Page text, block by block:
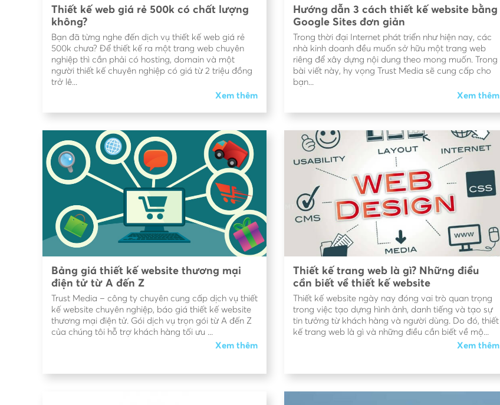
Thiết kế web giá rẻ 500k có chất lượng
không?
Bạn đã từng nghe đến dịch vụ thiết kế web giá rẻ
500k chưa? Để thiết kế ra một trang web chuyên
nghiệp thì cần phải có hosting, domain và một
người thiết kế chuyên nghiệp có giá từ 2 triệu đồng
trở lê...
Xem thêm
Hướng dẫn 3 cách thiết kế website bằng
Google Sites đơn giản
Trong thời đại Internet phát triển như hiện nay, các
nhà kinh doanh đều muốn sở hữu một trang web
riêng để xây dựng nội dung theo mong muốn. Trong
bài viết này, hy vọng Trust Media sẽ cung cấp cho
bạn...
Xem thêm
Bảng giá thiết kế website thương mại
điện tử từ A đến Z
Trust Media – công ty chuyên cung cấp dịch vụ thiết
kế website chuyên nghiệp, báo giá thiết kế website
thương mại điện tử. Gói dịch vụ trọn gói từ A đến Z
của chúng tôi hỗ trợ khách hàng tối ưu ...
Xem thêm
Thiết kế trang web là gì? Những điều
cần biết về thiết kế website
Thiết kế website ngày nay đóng vai trò quan trọng
trong việc tạo dựng hình ảnh, danh tiếng và tạo sự
tin tưởng từ khách hàng và người dùng. Do đó, thiết
kế trang web là gì và những điều cần biết về mộ...
Xem thêm